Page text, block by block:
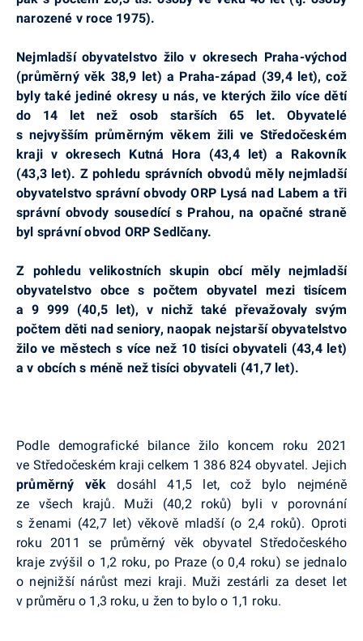
narozené v roce 1975).
Nejmladší obyvatelstvo žilo v okresech Praha-východ
(průměrný věk 38,9 let) a Praha-západ (39,4 let), což
byly také jediné okresy u nás, ve kterých žilo více dětí
do 14 let než osob starších 65 let. Obyvatelé
s nejvyšším průměrným věkem žili ve Středočeském
kraji v okresech Kutná Hora (43,4 let) a Rakovník
(43,3 let). Z pohledu správních obvodů měly nejmladší
obyvatelstvo správní obvody ORP Lysá nad Labem a tři
správní obvody sousedící s Prahou, na opačné straně
byl správní obvod ORP Sedlčany.
Z pohledu velikostních skupin obcí měly nejmladší
obyvatelstvo obce s počtem obyvatel mezi tisícem
a 9 999 (40,5 let), v nichž také převažovaly svým
počtem děti nad seniory, naopak nejstarší obyvatelstvo
žilo ve městech s více než 10 tisíci obyvateli (43,4 let)
a v obcích s méně než tisíci obyvateli (41,7 let).
Podle demografické bilance žilo koncem roku 2021
ve Středočeském kraji celkem 1 386 824 obyvatel. Jejich
průměrný věk dosáhl 41,5 let, což bylo nejméně
ze všech krajů. Muži (40,2 roků) byli v porovnání
s ženami (42,7 let) věkově mladší (o 2,4 roků). Oproti
roku 2011 se průměrný věk obyvatel Středočeského
kraje zvýšil o 1,2 roku, po Praze (o 0,4 roku) se jednalo
o nejnižší nárůst mezi kraji. Muži zestárli za deset let
v průměru o 1,3 roku, u žen to bylo o 1,1 roku.